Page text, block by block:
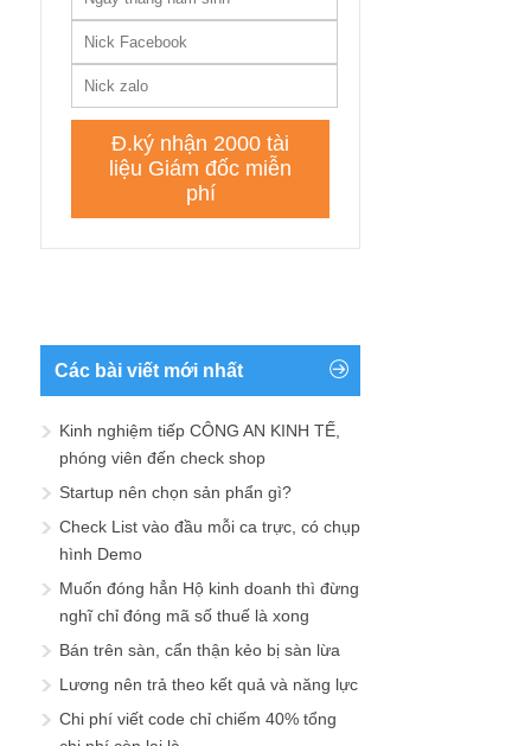
Các bài viết mới nhất
Kinh nghiệm tiếp CÔNG AN KINH TẾ,
phóng viên đến check shop
Startup nên chọn sản phẩn gì?
Check List vào đầu mỗi ca trực, có chụp
hình Demo
Muốn đóng hẳn Hộ kinh doanh thì đừng
nghĩ chỉ đóng mã số thuế là xong
Bán trên sàn, cẩn thận kẻo bị sàn lừa
Lương nên trả theo kết quả và năng lực
Chi phí viết code chỉ chiếm 40% tổng